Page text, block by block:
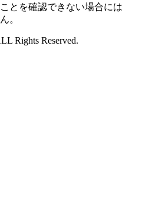
とを確認できない場合には
。
Rights Reserved.